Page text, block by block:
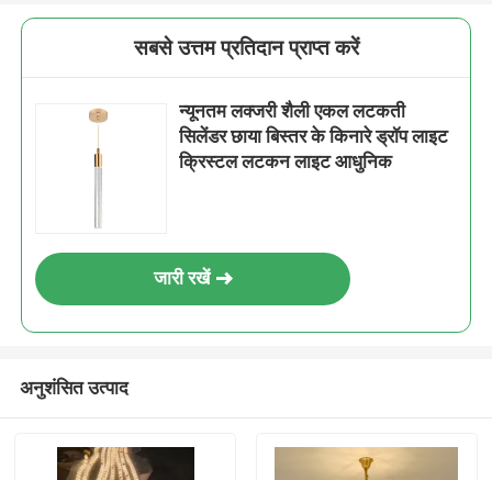
सबसे उत्तम प्रतिदान प्राप्त करें
न्यूनतम लक्जरी शैली एकल लटकती
सिलेंडर छाया बिस्तर के किनारे ड्रॉप लाइट
क्रिस्टल लटकन लाइट आधुनिक
जारी रखें
अनुशंसित उत्पाद